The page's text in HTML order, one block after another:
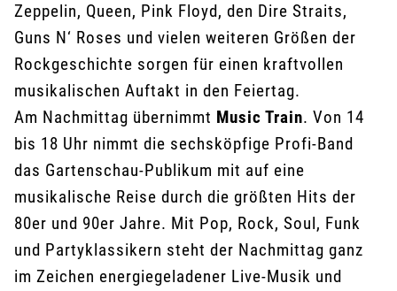
Zeppelin, Queen, Pink Floyd, den Dire Straits,
Guns N‘ Roses und vielen weiteren Größen der
Rockgeschichte sorgen für einen kraftvollen
musikalischen Auftakt in den Feiertag.
Am Nachmittag übernimmt Music Train. Von 14
bis 18 Uhr nimmt die sechsköpfige Profi-Band
das Gartenschau-Publikum mit auf eine
musikalische Reise durch die größten Hits der
80er und 90er Jahre. Mit Pop, Rock, Soul, Funk
und Partyklassikern steht der Nachmittag ganz
im Zeichen energiegeladener Live-Musik und